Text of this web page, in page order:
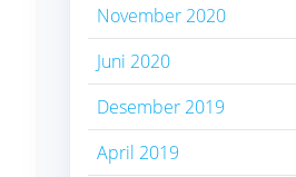
November 2020
Juni 2020
Desember 2019
April 2019